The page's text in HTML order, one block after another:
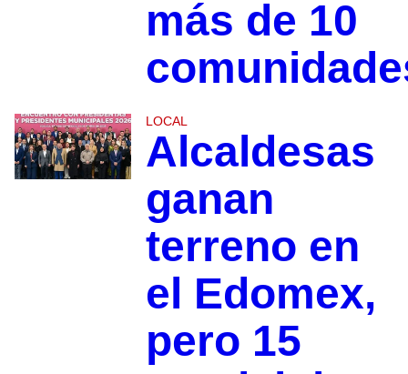
más de 10
LOCAL
Alcaldesas
ganan
terreno en
el Edomex,
pero 15